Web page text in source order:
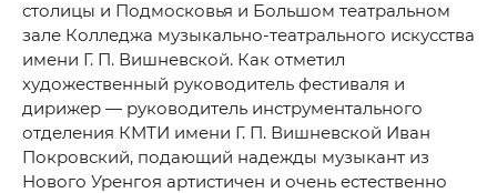
столицы и Подмосковья и Большом театральном
зале Колледжа музыкально-театрального искусства
имени Г. П. Вишневской. Как отметил
художественный руководитель фестиваля и
дирижер — руководитель инструментального
отделения КМТИ имени Г. П. Вишневской Иван
Покровский, подающий надежды музыкант из
Нового Уренгоя артистичен и очень естественно